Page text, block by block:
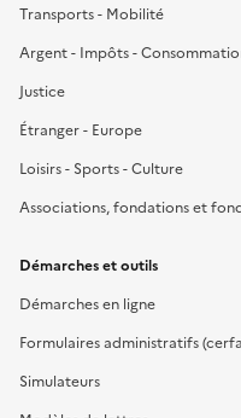
Transports - Mobilité
Argent - Impôts -
Justice
Étranger - Europe
Loisirs - Sports - Culture
Associations, fondations et
Démarches et outils
Démarches en ligne
Formulaires administratifs
Simulateurs